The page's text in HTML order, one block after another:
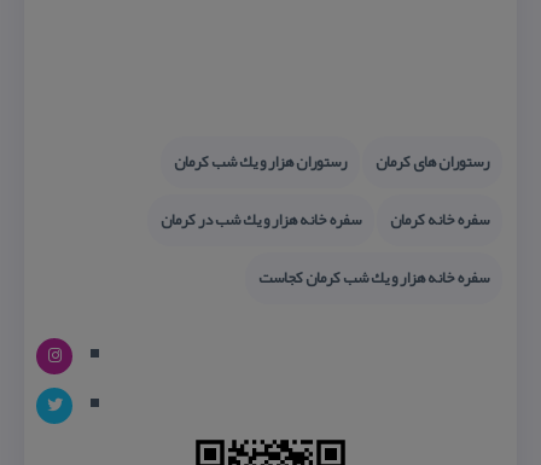
رستوران های كرمان
رستوران هزار و یك شب كرمان
سفره خانه كرمان
سفره خانه هزار و یك شب در كرمان
سفره خانه هزار و یك شب كرمان كجاست